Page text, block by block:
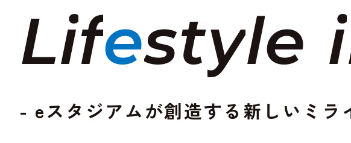
Lifestyle i
- eスタジアムが創造する新しいミラ